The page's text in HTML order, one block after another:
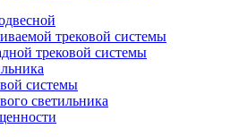
трековой системы
трековой системы
системы
светильника